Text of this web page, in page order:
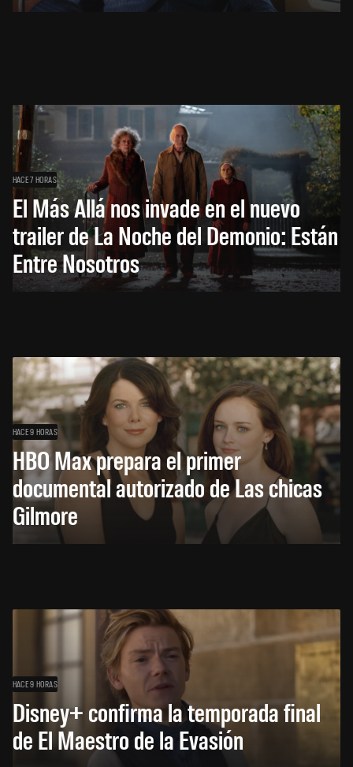
HACE 7 HORAS
El Más Allá nos invade en el nuevo
trailer de La Noche del Demonio: Están
Entre Nosotros
HACE 9 HORAS
HBO Max prepara el primer
documental autorizado de Las chicas
Gilmore
HACE 9 HORAS
Disney+ confirma la temporada final
de El Maestro de la Evasión